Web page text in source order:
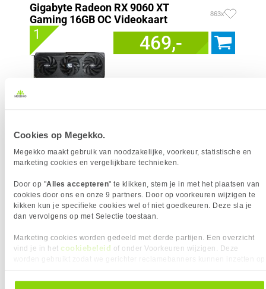
Cookies op Megekko.
Megekko maakt gebruik van noodzakelijke, voorkeur, statistische en
marketing cookies en vergelijkbare technieken.
Door op "Alles accepteren" te klikken, stem je in met het plaatsen van
cookies door ons en onze 9 partners. Door op voorkeuren wijzigen te
kikken kun je specifieke cookies wel of niet goedkeuren. Deze sla je
dan vervolgens op met Selectie toestaan.
Marketing cookies worden gedeeld met derde partijen. Een overzicht
vind je in het cookiebeleid of onder Voorkeuren wijzigen. Deze
alle cookies. Je kunt je gegeven toestemming altijd intrekken, dit doe je
Gigabyte Radeon RX 9060 XT
Gaming 16GB OC Videokaart
863x
1 469,-
Merk
Videogeheugen
16 GB
Stream processors
2048
FSR Versie
FSR 4
VGA Geheugen type
GDDR6
Vergelijk product Meer productinformatie
Acer Nitro Radeon RX 9060 XT OC